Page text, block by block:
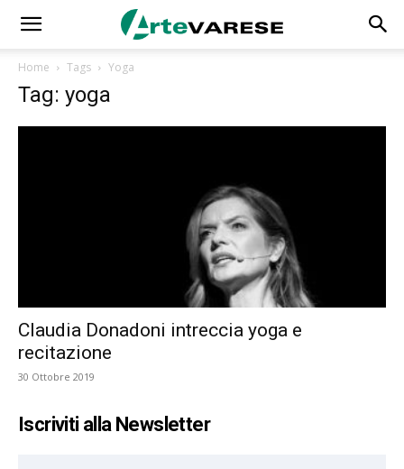
Home Tags Yoga
Tag: yoga
Claudia Donadoni intreccia yoga e
recitazione
30 Ottobre 2019
Iscriviti alla Newsletter